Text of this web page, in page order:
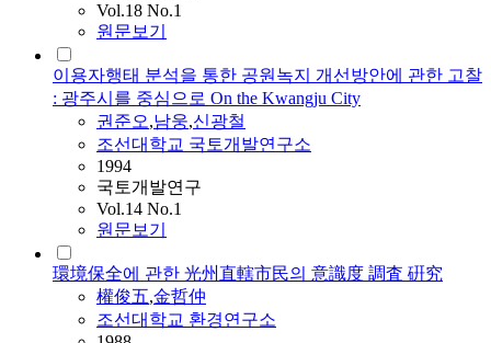
Vol.18 No.1
원문보기
이용자행태 분석을 통한 공원녹지 개선방안에 관한 고찰
: 광주시를 중심으로 On the Kwangju City
권준오,남웅,신광철
조선대학교 국토개발연구소
1994
국토개발연구
Vol.14 No.1
원문보기
環境保全에 관한 光州直轄市民의 意識度 調査 硏究
權俊五,金哲仲
조선대학교 환경연구소